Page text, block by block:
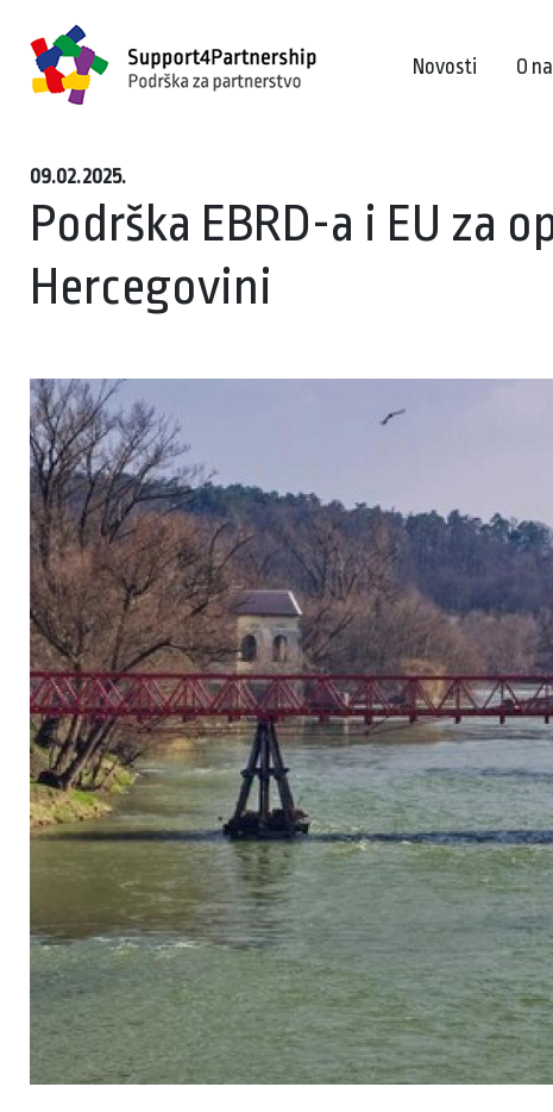
Novosti O
09.02.2025.
Podrška EBRD-a i EU za
Hercegovini